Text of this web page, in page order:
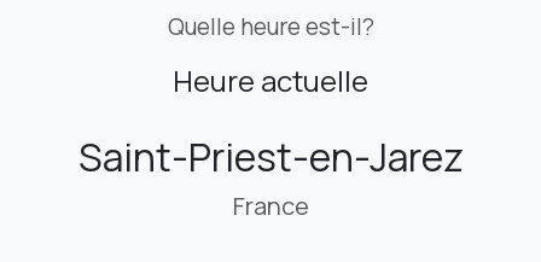
Quelle heure est-il?
Heure actuelle
Saint-Priest-en-Jarez
France